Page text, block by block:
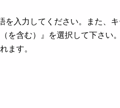
を入力してください。また、
を含む）』を選択して下さい
ます。